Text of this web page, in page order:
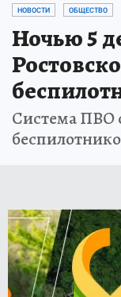
НОВОСТИ ОБЩЕСТВО
Ночью 5
Система ПВО